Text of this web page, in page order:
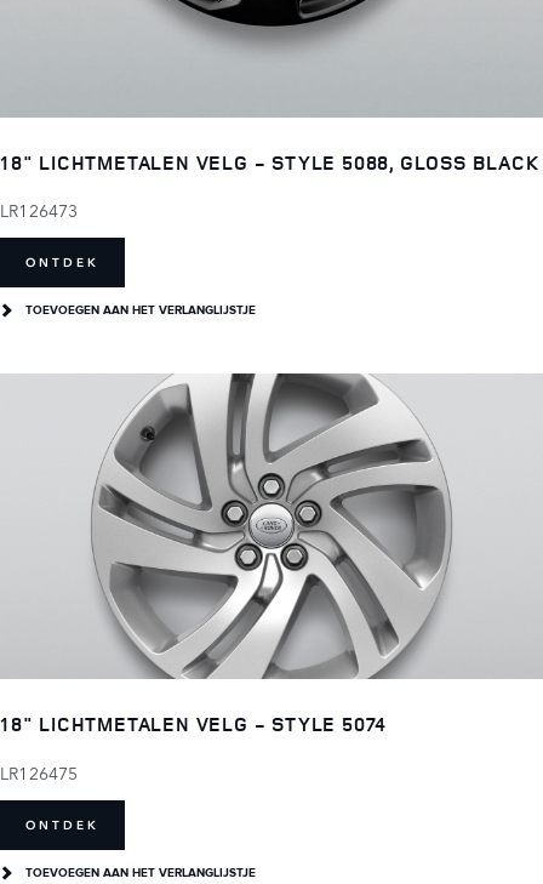
18" LICHTMETALEN VELG - STYLE 5088, GLOSS BLACK
LR126473
ONTDEK
TOEVOEGEN AAN HET VERLANGLIJSTJE
18" LICHTMETALEN VELG - STYLE 5074
LR126475
ONTDEK
TOEVOEGEN AAN HET VERLANGLIJSTJE